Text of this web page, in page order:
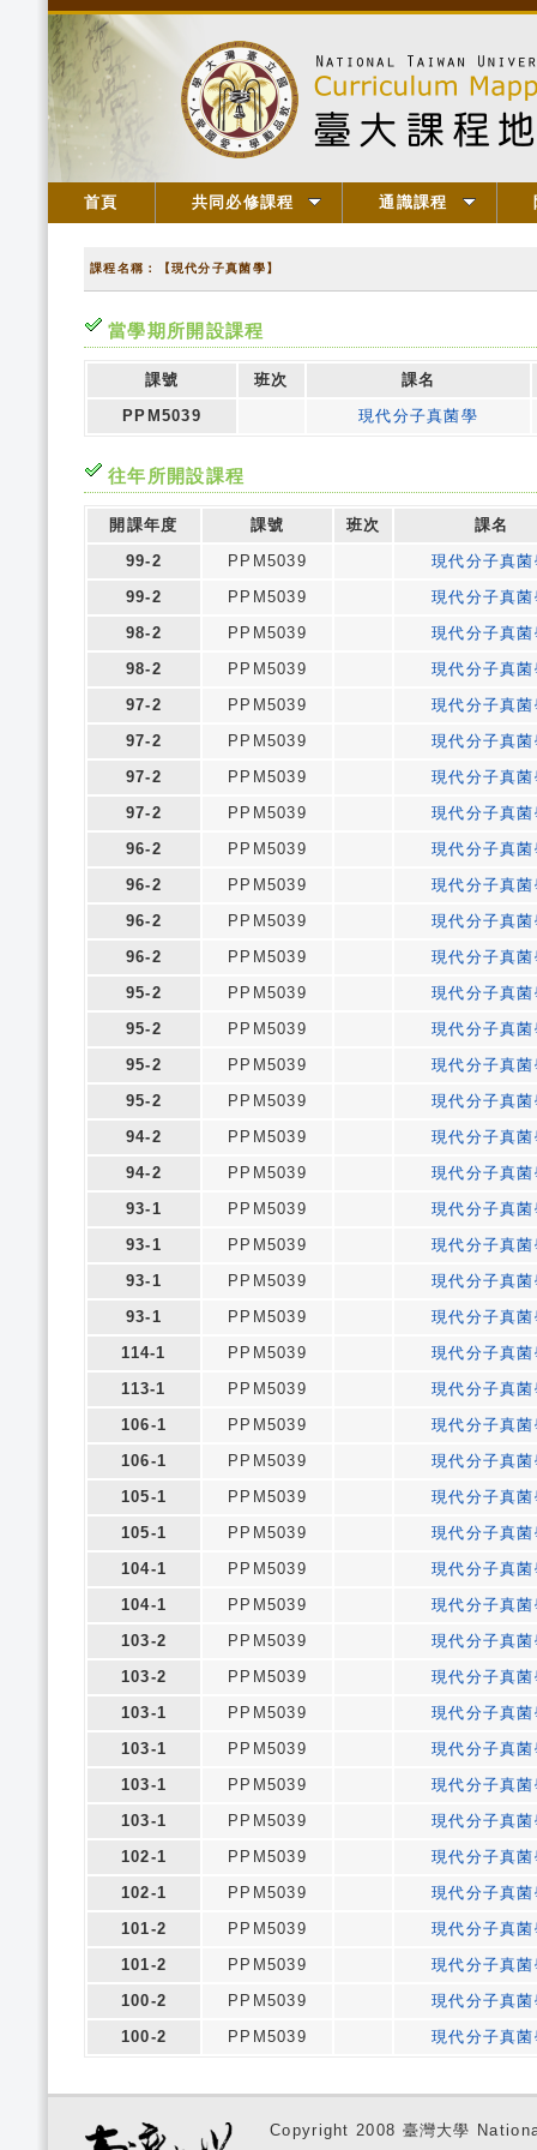
首頁 共同必修課程 通識課程
課程名稱：【現代分子真菌學】
當學期所開設課程
課號 班次
課名
PPM5039
現代分子真菌學
往年所開設課程
開課年度 課號 班次
課名
99-2
PPM5039
現代分子真
99-2
PPM5039
現代分子真
98-2
PPM5039
現代分子真
98-2
PPM5039
現代分子真
97-2
PPM5039
現代分子真
97-2
PPM5039
現代分子真
97-2
PPM5039
現代分子真
97-2
PPM5039
現代分子真
96-2
PPM5039
現代分子真
96-2
PPM5039
現代分子真
96-2
PPM5039
現代分子真
96-2
PPM5039
現代分子真
95-2
PPM5039
現代分子真
95-2
PPM5039
現代分子真
95-2
PPM5039
現代分子真
95-2
PPM5039
現代分子真
94-2
PPM5039
現代分子真
94-2
PPM5039
現代分子真
93-1
PPM5039
現代分子真
93-1
PPM5039
現代分子真
93-1
PPM5039
現代分子真
93-1
PPM5039
現代分子真
114-1
PPM5039
現代分子真
113-1
PPM5039
現代分子真
106-1
PPM5039
現代分子真
106-1
PPM5039
現代分子真
105-1
PPM5039
現代分子真
105-1
PPM5039
現代分子真
104-1
PPM5039
現代分子真
104-1
PPM5039
現代分子真
103-2
PPM5039
現代分子真
103-2
PPM5039
現代分子真
103-1
PPM5039
現代分子真
103-1
PPM5039
現代分子真
103-1
PPM5039
現代分子真
103-1
PPM5039
現代分子真
102-1
PPM5039
現代分子真
102-1
PPM5039
現代分子真
101-2
PPM5039
現代分子真
101-2
PPM5039
現代分子真
100-2
PPM5039
現代分子真
100-2
PPM5039 現代分子真
Copyright 2008 臺灣大學